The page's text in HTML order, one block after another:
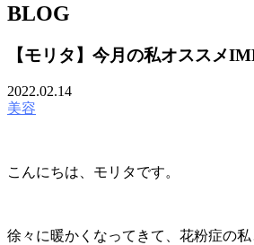
BLOG
【モリタ】今月の私オススメ
2022.02.14
美容
こんにちは、モリタです。
徐々に暖かくなってきて、花粉症の